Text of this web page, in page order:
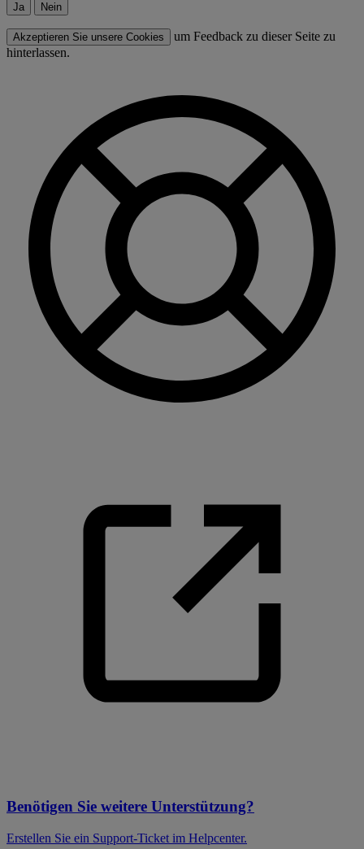
Ja Nein
Akzeptieren Sie unsere Cookies
um Feedback zu dieser Seite zu
hinterlassen.
Benötigen Sie weitere Unterstützung?
Erstellen Sie ein Support-Ticket im Helpcenter.